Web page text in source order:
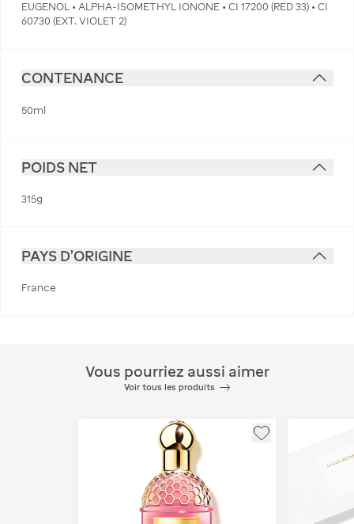
EUGENOL • ALPHA-ISOMETHYL IONONE • CI 17200 (RED 33) • CI
60730 (EXT. VIOLET 2)
CONTENANCE
50ml
POIDS NET
315g
PAYS D'ORIGINE
France
Vous pourriez aussi aimer
Voir tous les produits